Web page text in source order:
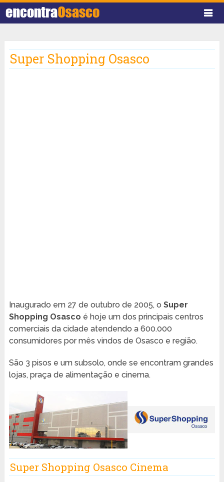
Super Shopping Osasco
Inaugurado em 27 de outubro de 2005, o Super
Shopping Osasco é hoje um dos principais centros
comerciais da cidade atendendo a 600.000
consumidores por mês vindos de Osasco e região.
São 3 pisos e um subsolo, onde se encontram grandes
lojas, praça de alimentação e cinema.
Super Shopping Osasco Cinema